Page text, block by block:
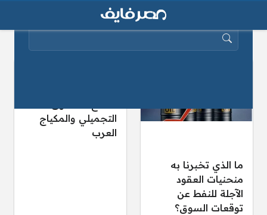
ما الذي تخبرنا به
منحنيات العقود
الآجلة للنفط عن
توقعات السوق؟
التجميلي والمكياج
العرب
البحث عن: